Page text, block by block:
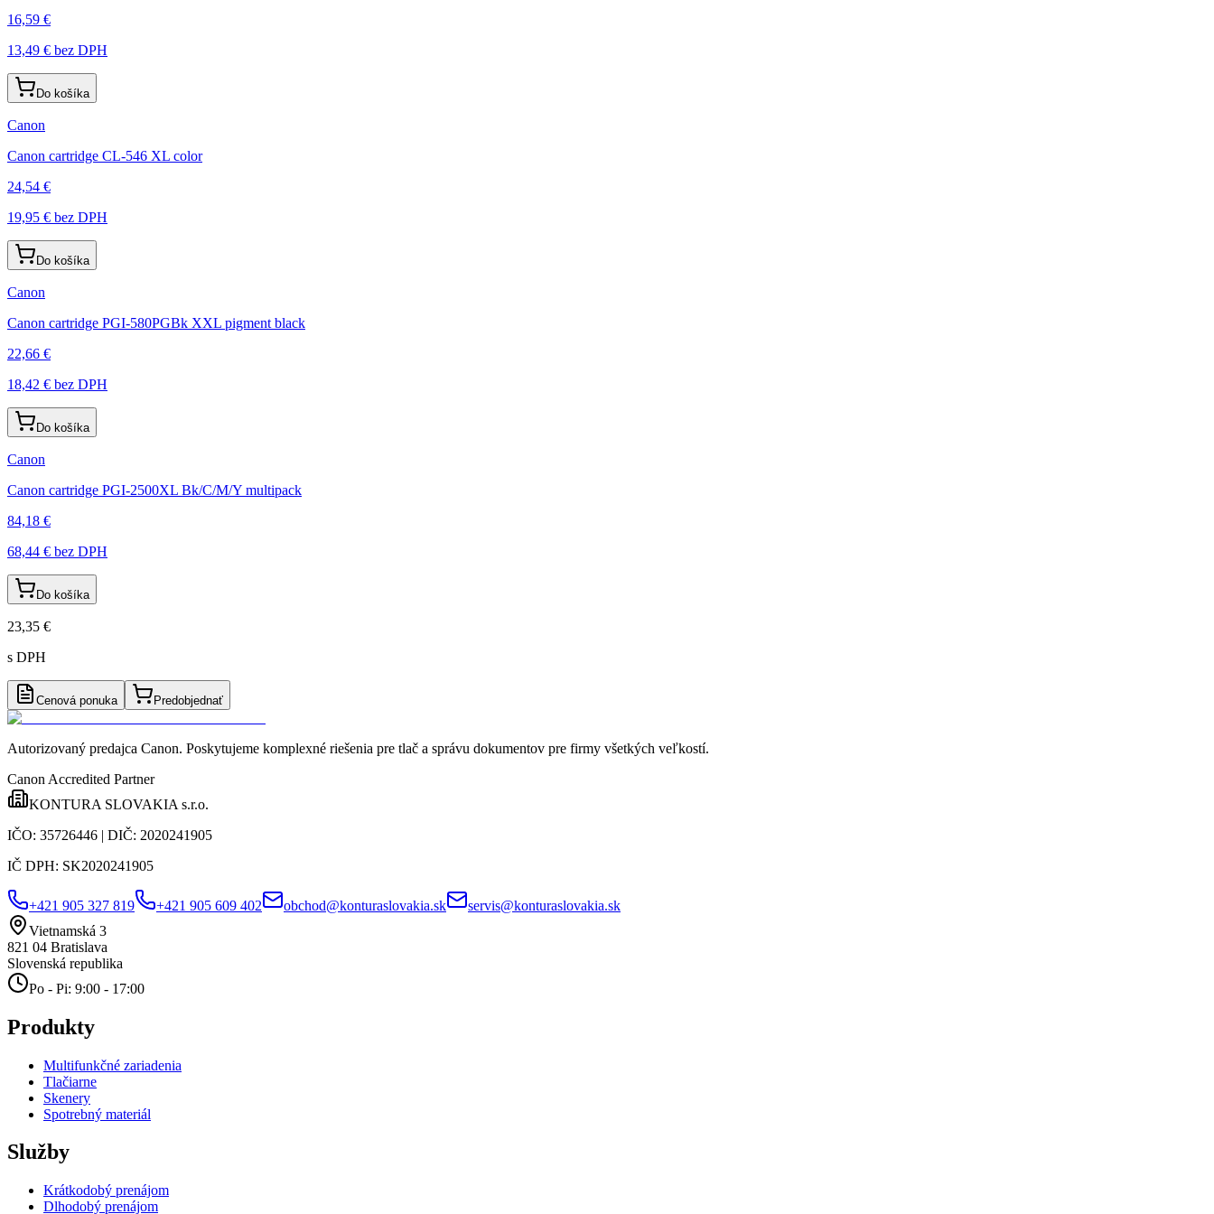
16,59 €
13,49 € bez DPH
Do košíka
Canon
Canon cartridge CL-546 XL color
24,54 €
19,95 € bez DPH
Do košíka
Canon
Canon cartridge PGI-580PGBk XXL pigment black
22,66 €
18,42 € bez DPH
Do košíka
Canon
Canon cartridge PGI-2500XL Bk/C/M/Y multipack
84,18 €
68,44 € bez DPH
Do košíka
23,35 €
s DPH
Cenová ponuka Predobjednať
Autorizovaný predajca Canon. Poskytujeme komplexné riešenia pre tlač a správu dokumentov pre firmy všetkých veľkostí.
Canon Accredited Partner
KONTURA SLOVAKIA s.r.o.
IČO: 35726446 | DIČ: 2020241905
IČ DPH: SK2020241905
+421 905 327 819 +421 905 609 402 obchod@konturaslovakia.sk
servis@konturaslovakia.sk
Vietnamská 3
821 04 Bratislava
Slovenská republika
Po - Pi: 9:00 - 17:00
Produkty
Multifunkčné zariadenia
Tlačiarne
Skenery
Spotrebný materiál
Služby
Krátkodobý prenájom
Dlhodobý prenájom